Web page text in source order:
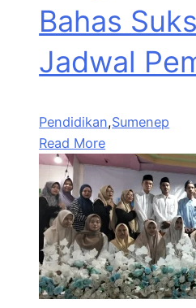
Bahas
Jadwal
Pendidikan,Sumenep
Read More